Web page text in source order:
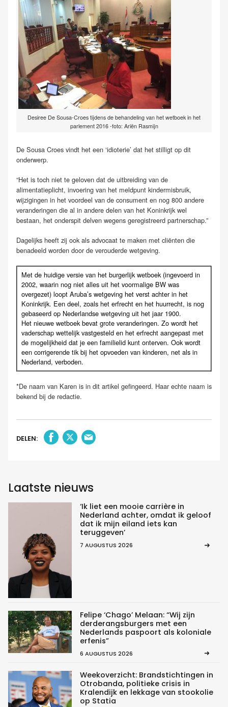
Desiree De Sousa-Croes tijdens de behandeling van het wetboek in het
parlement 2016 -foto: Ariën Rasmijn
De Sousa Croes vindt het een ‘idioterie’ dat het stilligt op dit
onderwerp.
“Het is toch niet te geloven dat de uitbreiding van de
alimentatieplicht, invoering van het meldpunt kindermisbruik,
wijzigingen in het voordeel van de consument en nog 800 andere
veranderingen die al in andere delen van het Koninkrijk wel
bestaan, het onderspit delven wegens geregistreerd partnerschap.”
Dagelijks heeft zij ook als advocaat te maken met cliënten die
benadeeld worden door de verouderde wetgeving.
Met de huidige versie van het burgerlijk wetboek (ingevoerd in
2002, waarin nog niet alles uit het voormalige BW was
overgezet) loopt Aruba’s wetgeving het verst achter in het
Koninkrijk. Een deel, zoals het erfrecht en het huurrecht, is nog
gebaseerd op Nederlandse wetgeving uit het jaar 1900.
Het nieuwe wetboek bevat grote veranderingen. Zo wordt het
vaderschap wettelijk vastgesteld en het erfrecht aangepast met
de mogelijkheid dat je een familielid kunt onterven. Ook wordt
een corrigerende tik bij het opvoeden van kinderen, net als in
Nederland, verboden.
*De naam van Karen is in dit artikel gefingeerd. Haar echte naam is
bekend bij de redactie.
DELEN:
Laatste nieuws
‘Ik liet een mooie carrière in
Nederland achter, omdat ik geloof
dat ik mijn eiland iets kan
teruggeven’
7 AUGUSTUS 2026
Felipe ‘Chago’ Melaan: “Wij zijn
derderangsburgers met een
Nederlands paspoort als koloniale
erfenis”
6 AUGUSTUS 2026
Weekoverzicht: Brandstichtingen in
Otrobanda, politieke crisis in
Kralendijk en lekkage van stookolie
op Statia